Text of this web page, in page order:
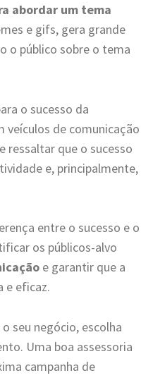
abordar um tema
e gifs, gera grande
o público sobre o tema
o sucesso da
veículos de comunicação
ressaltar que o sucesso
e, principalmente,
entre o sucesso e o
os públicos-alvo
e garantir que a
e eficaz.
seu negócio, escolha
Uma boa assessoria
campanha de